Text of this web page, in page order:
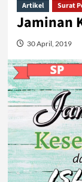
Artikel Surat
Jaminan
30 April, 2019